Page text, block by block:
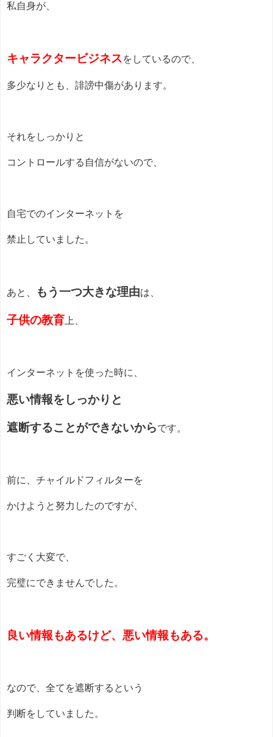
私自身が、
キャラクタービジネスをしているので、
多少なりとも、誹謗中傷があります。
それをしっかりと
コントロールする自信がないので、
自宅でのインターネットを
禁止していました。
あと、 もう一つ大きな理由は、
子供の教育 上、
インターネットを使った時に、
悪い情報をしっかりと
遮断することができないからです。
前に、チャイルドフィルターを
かけようと努力したのですが、
すごく大変で、
完璧にできませんでした。
良い情報もあるけど、悪い情報もある。
なので、全てを遮断するという
判断をしていました。